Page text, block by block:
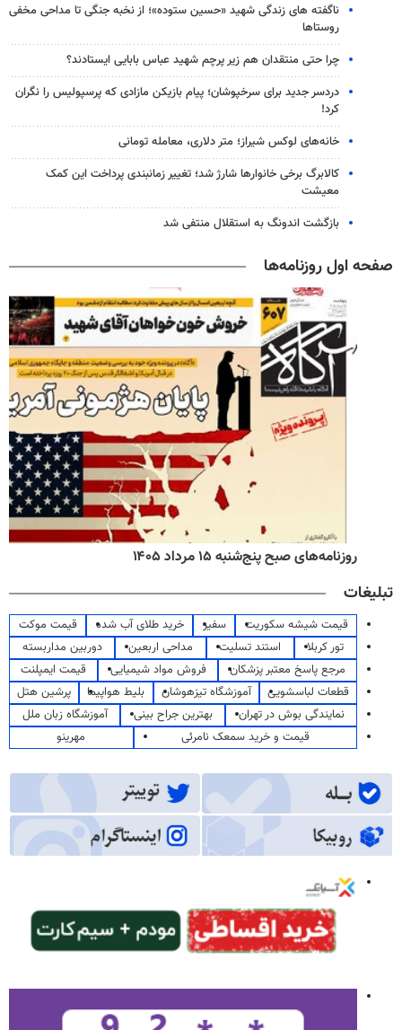
ناگفته های زندگی شهید «حسین ستوده»؛ از نخبه جنگی تا مداحی مخفی
روستاها
چرا حتی منتقدان هم زیر پرچم شهید عباس بابایی ایستادند؟
دردسر جدید برای سرخپوشان؛ پیام بازیکن مازادی که پرسپولیس را نگران
کرد!
خانه‌های لوکس شیراز؛ متر دلاری، معامله تومانی
کالابرگ برخی خانوارها شارژ شد؛ تغییر زمانبندی پرداخت این کمک
معیشت
بازگشت اندونگ به استقلال منتفی شد
صفحه اول روزنامه‌ها
روزنامه‌های صبح پنج‌شنبه ۱۵ مرداد ۱۴۰۵
تبلیغات
قیمت شیشه سکوریت سفیر خرید طلای آب شده
قیمت موکت
تور کربلا
استند تسلیت مداحی اربعین
دوربین مداربسته
مرجع پاسخ معتبر پزشکان
فروش مواد شیمیایی
قیمت ایمپلنت
قطعات لباسشویی
آموزشگاه تیزهوشان بلیط هواپیما
پرشین هتل
نمایندگی بوش در تهران
بهترین جراح بینی
آموزشگاه زبان ملل
قیمت و خرید سمعک نامرئی
مهرینو